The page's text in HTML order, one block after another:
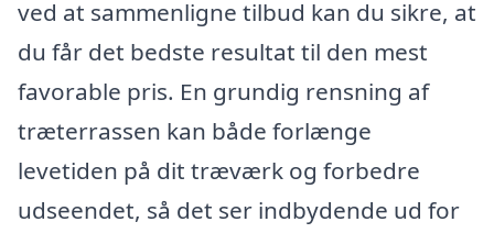
ved at sammenligne tilbud kan du sikre, at
du får det bedste resultat til den mest
favorable pris. En grundig rensning af
træterrassen kan både forlænge
levetiden på dit træværk og forbedre
udseendet, så det ser indbydende ud for